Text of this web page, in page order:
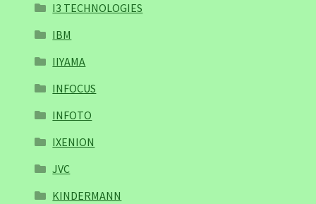
I3 TECHNOLOGIES
IBM
IIYAMA
INFOCUS
INFOTO
IXENION
JVC
KINDERMANN